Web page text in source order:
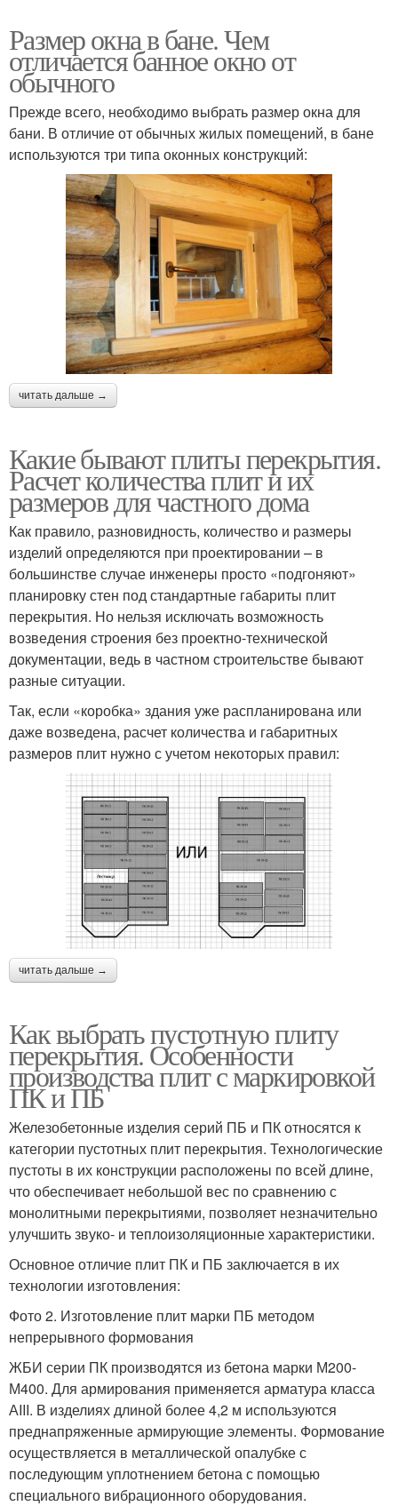
Размер окна в бане. Чем
отличается банное окно от
обычного
Прежде всего, необходимо выбрать размер окна для
бани. В отличие от обычных жилых помещений, в бане
используются три типа оконных конструкций:
читать дальше →
Какие бывают плиты перекрытия.
Расчет количества плит и их
размеров для частного дома
Как правило, разновидность, количество и размеры
изделий определяются при проектировании – в
большинстве случае инженеры просто «подгоняют»
планировку стен под стандартные габариты плит
перекрытия. Но нельзя исключать возможность
возведения строения без проектно-технической
документации, ведь в частном строительстве бывают
разные ситуации.
Так, если «коробка» здания уже распланирована или
даже возведена, расчет количества и габаритных
размеров плит нужно с учетом некоторых правил:
читать дальше →
Как выбрать пустотную плиту
перекрытия. Особенности
производства плит с маркировкой
ПК и ПБ
Железобетонные изделия серий ПБ и ПК относятся к
категории пустотных плит перекрытия. Технологические
пустоты в их конструкции расположены по всей длине,
что обеспечивает небольшой вес по сравнению с
монолитными перекрытиями, позволяет незначительно
улучшить звуко- и теплоизоляционные характеристики.
Основное отличие плит ПК и ПБ заключается в их
технологии изготовления:
Фото 2. Изготовление плит марки ПБ методом
непрерывного формования
ЖБИ серии ПК производятся из бетона марки М200-
М400. Для армирования применяется арматура класса
АIII. В изделиях длиной более 4,2 м используются
преднапряженные армирующие элементы. Формование
осуществляется в металлической опалубке с
последующим уплотнением бетона с помощью
специального вибрационного оборудования.